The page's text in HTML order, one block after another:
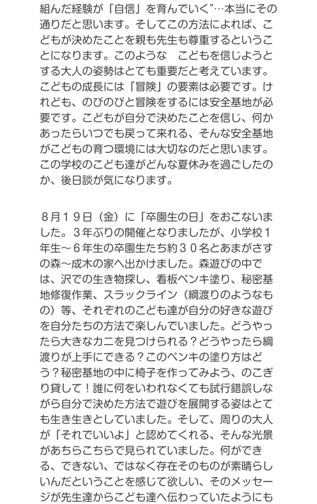
組んだ経験が「自信」を育んでいく”…本当にその
通りだと思います。そしてこの方法によれば、こ
どもが決めたことを親も先生も尊重するというこ
とになります。このような こどもを信じようと
する大人の姿勢はとても重要だと考えています。
こどもの成長には「冒険」の要素は必要です。け
れども、のびのびと冒険をするには安全基地が必
要です。こどもが自分で決めたことを信じ、何か
あったらいつでも戻って来れる、そんな安全基地
がこどもの育つ環境には大切なのだと思います。
この学校のこども達がどんな夏休みを過ごしたの
か、後日談が気になります。
８月１９日（金）に「卒園生の日」をおこないま
した。３年ぶりの開催となりましたが、小学校１
年生～６年生の卒園生たち約３０名とあまがさす
の森～成木の家へ出かけました。森遊びの中で
は、沢での生き物探し、看板ペンキ塗り、秘密基
地修復作業、スラックライン（綱渡りのようなも
の）等、それぞれのこども達が自分の好きな遊び
を自分たちの方法で楽しんでいました。どうやっ
たら大きなカニを見つけられる？どうやったら綱
渡りが上手にできる？このペンキの塗り方はど
う？秘密基地の中に椅子を作ってみよう、のこぎ
り貸して！誰に何をいわれなくても試行錯誤しな
がら自分で決めた方法で遊びを展開する姿はとて
も生き生きとしていました。そして、周りの大人
が「それでいいよ」と認めてくれる、そんな光景
があちらこちらで見られていました。何ができ
る、できない、ではなく存在そのものが素晴らし
いんだということを感じて欲しい、そのメッセー
ジが先生達からこども達へ伝わっていたようにも